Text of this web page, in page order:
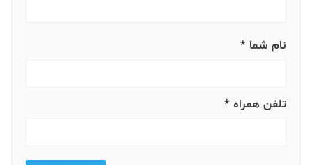
نام شما *
تلفن همراه *